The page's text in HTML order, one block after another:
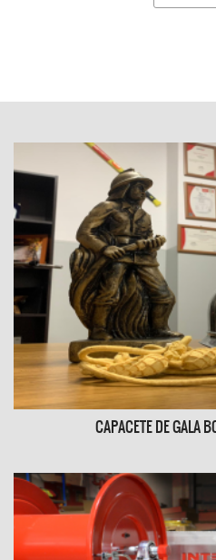
MANUTENÇÃO
O extintor é um elemento
linha de
SABER
CAPACETE DE GALA